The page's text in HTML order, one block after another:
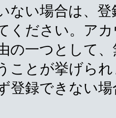
ない場合は、
ください。ア
の一つとして
ことが挙げら
登録できない